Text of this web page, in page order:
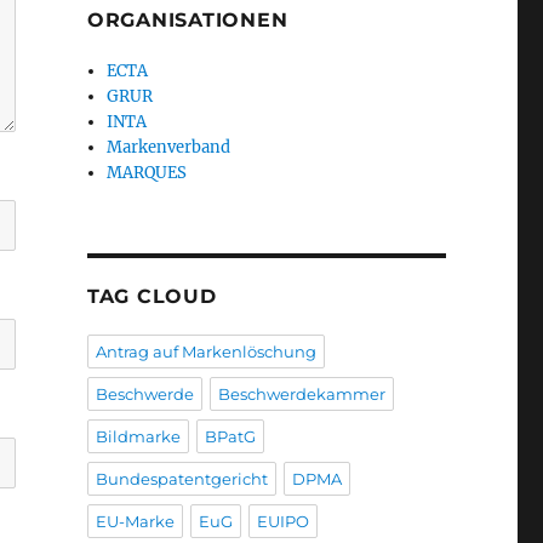
ORGANISATIONEN
ECTA
GRUR
INTA
Markenverband
MARQUES
TAG CLOUD
Antrag auf Markenlöschung
Beschwerde Beschwerdekammer
Bildmarke BPatG
Bundespatentgericht DPMA
EU-Marke EuG EUIPO